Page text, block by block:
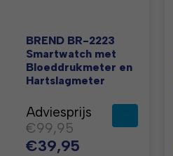
BREND BR-2223
Smartwatch met
Bloeddrukmeter en
Hartslagmeter
Adviesprijs
€99,95
€39,95